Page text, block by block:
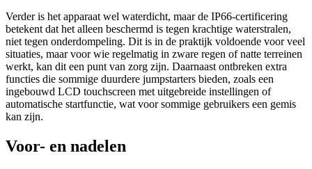
Verder is het apparaat wel waterdicht, maar de IP66-certificering
betekent dat het alleen beschermd is tegen krachtige waterstralen,
niet tegen onderdompeling. Dit is in de praktijk voldoende voor veel
situaties, maar voor wie regelmatig in zware regen of natte terreinen
werkt, kan dit een punt van zorg zijn. Daarnaast ontbreken extra
functies die sommige duurdere jumpstarters bieden, zoals een
ingebouwd LCD touchscreen met uitgebreide instellingen of
automatische startfunctie, wat voor sommige gebruikers een gemis
kan zijn.
Voor- en nadelen